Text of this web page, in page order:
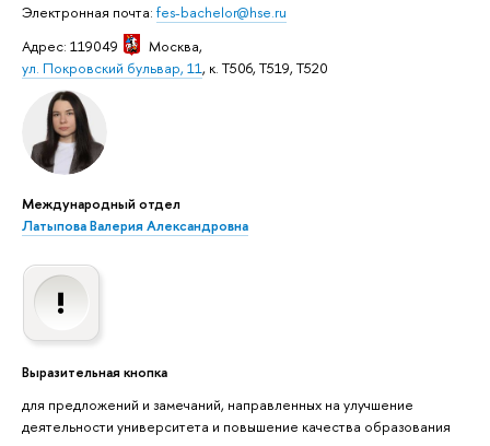
Электронная почта: fes-bachelor@hse.ru
Адрес: 119049
Москва,
ул. Покровский бульвар, 11, к. Т506, Т519, Т520
Международный отдел
Латыпова Валерия Александровна
Выразительная кнопка
для предложений и замечаний, направленных на улучшение
деятельности университета и повышение качества образования